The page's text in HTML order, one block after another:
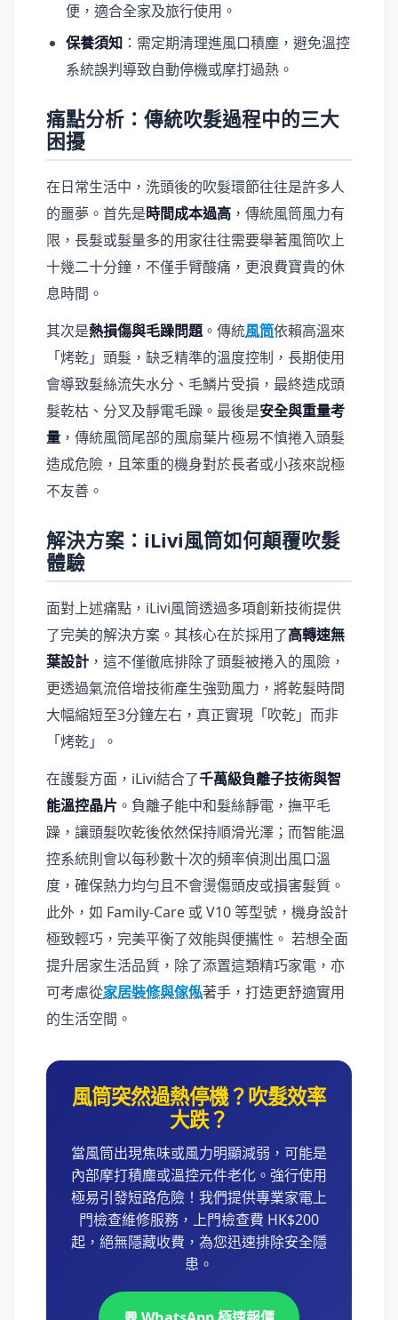
便，適合全家及旅行使用。
保養須知 ：需定期清理進風口積塵，避免溫控
系統誤判導致自動停機或摩打過熱。
痛點分析：傳統吹髮過程中的三大
困擾
在日常生活中，洗頭後的吹髮環節往往是許多人
的噩夢。首先是時間成本過高 ，傳統風筒風力有
限，長髮或髮量多的用家往往需要舉著風筒吹上
十幾二十分鐘，不僅手臂酸痛，更浪費寶貴的休
息時間。
其次是熱損傷與毛躁問題。傳統風筒依賴高溫來
「烤乾」頭髮，缺乏精準的溫度控制，長期使用
會導致髮絲流失水分、毛鱗片受損，最終造成頭
髮乾枯、分叉及靜電毛躁。最後是安全與重量考
量 ，傳統風筒尾部的風扇葉片極易不慎捲入頭髮
造成危險，且笨重的機身對於長者或小孩來說極
不友善。
解決方案：iLivi風筒如何顛覆吹髮
體驗
面對上述痛點，iLivi風筒透過多項創新技術提供
了完美的解決方案。其核心在於採用了高轉速無
葉設計 ，這不僅徹底排除了頭髮被捲入的風險，
更透過氣流倍增技術產生強勁風力，將乾髮時間
大幅縮短至3分鐘左右，真正實現「吹乾」而非
「烤乾」。
在護髮方面，iLivi結合了千萬級負離子技術與智
能溫控晶片 。負離子能中和髮絲靜電，撫平毛
躁，讓頭髮吹乾後依然保持順滑光澤；而智能溫
控系統則會以每秒數十次的頻率偵測出風口溫
度，確保熱力均勻且不會燙傷頭皮或損害髮質。
此外，如 Family-Care 或 V10 等型號，機身設計
極致輕巧，完美平衡了效能與便攜性。 若想全面
提升居家生活品質，除了添置這類精巧家電，亦
可考慮從家居裝修與傢俬著手，打造更舒適實用
的生活空間。
風筒突然過熱停機？吹髮效率
大跌？
當風筒出現焦味或風力明顯減弱，可能是
內部摩打積塵或溫控元件老化。強行使用
極易引發短路危險！我們提供專業家電上
門檢查維修服務，上門檢查費 HK$200
起，絕無隱藏收費，為您迅速排除安全隱
患。